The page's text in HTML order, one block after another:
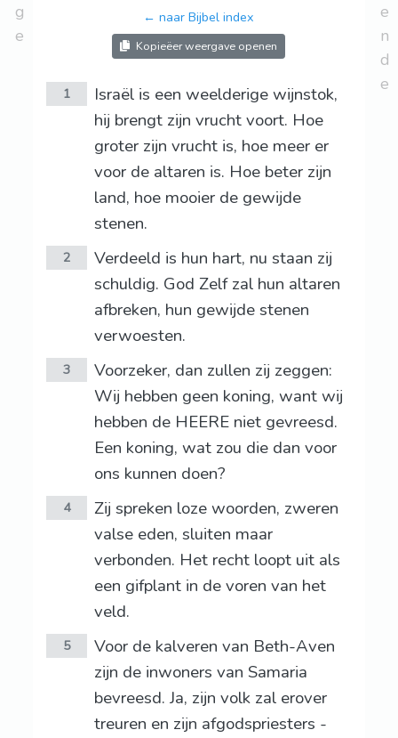
g
e
← naar Bijbel index
Kopieëer weergave openen
1
Israël is een weelderige wijnstok,
hij brengt zijn vrucht voort. Hoe
groter zijn vrucht is, hoe meer er
voor de altaren is. Hoe beter zijn
land, hoe mooier de gewijde
stenen.
2
Verdeeld is hun hart, nu staan zij
schuldig. God Zelf zal hun altaren
afbreken, hun gewijde stenen
verwoesten.
3
Voorzeker, dan zullen zij zeggen:
Wij hebben geen koning, want wij
hebben de HEERE niet gevreesd.
Een koning, wat zou die dan voor
ons kunnen doen?
4
Zij spreken loze woorden, zweren
valse eden, sluiten maar
verbonden. Het recht loopt uit als
een gifplant in de voren van het
veld.
5
Voor de kalveren van Beth-Aven
zijn de inwoners van Samaria
bevreesd. Ja, zijn volk zal erover
treuren en zijn afgodspriesters -
e
n
d
e